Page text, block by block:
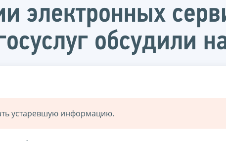
электронных
обсудили
устаревшую информацию.